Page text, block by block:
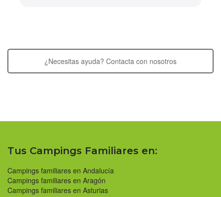
¿Necesitas ayuda? Contacta con nosotros
Tus Campings Familiares en:
Campings familiares en Andalucía
Campings familiares en Aragón
Campings familiares en Asturias